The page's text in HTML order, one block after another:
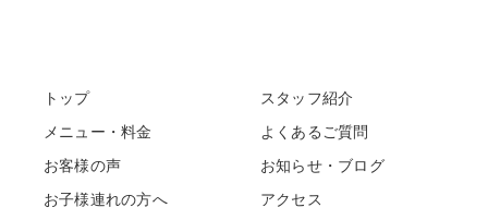
トップ
スタッフ紹介
メニュー・料金
よくあるご質問
お客様の声
お知らせ・ブログ
お子様連れの方へ
アクセス